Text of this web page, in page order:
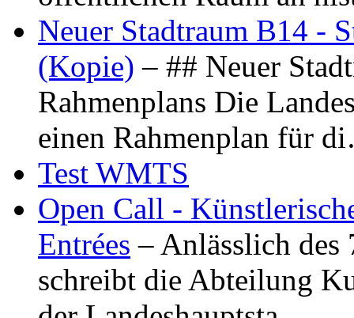
Neuer Stadtraum B14 -
(Kopie) – ## Neuer
Rahmenplans Die
einen Rahmenplan für
Test WMTS
Open Call -
Entrées – Anlässlich
schreibt die Abteilung